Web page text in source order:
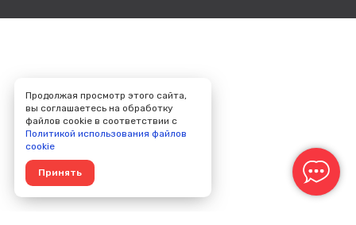
Продолжая просмотр этого сайта,
вы соглашаетесь на обработку
файлов cookie в соответствии с
Политикой использования файлов
cookie
Принять